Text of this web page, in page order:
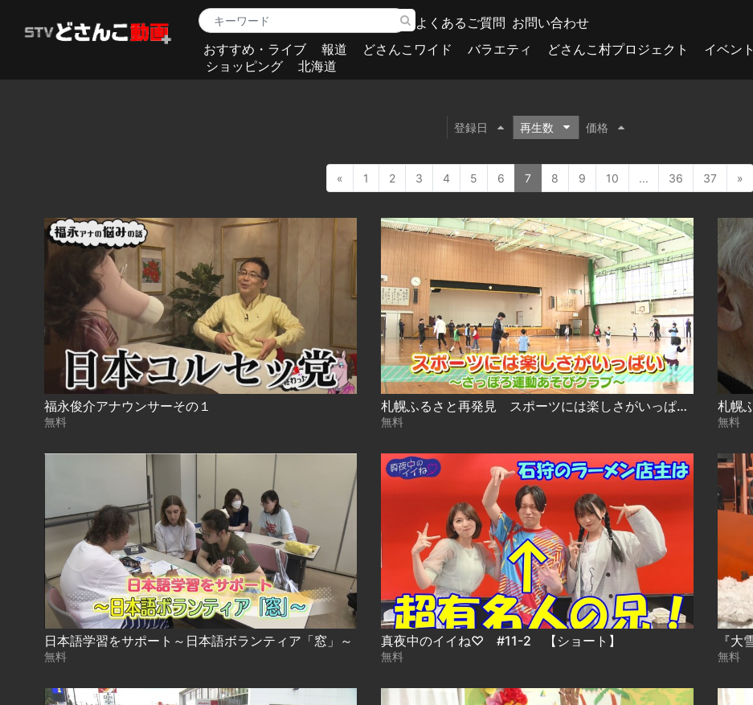
よくあるご質問 お問い合わせ
おすすめ・ライブ 報道 どさんこワイド バラエティ どさんこ村プロジェクト イベント
ショッピング
北海道
登録日 再生数 価格
« 1 2 3 4 5 6 7 8 9 10 ... 36 37 »
福永俊介アナウンサーその１
無料
札幌ふるさと再発見 スポーツには楽しさがいっぱい～さっぽろ運動あそびクラブ～
無料 無料
日本語学習をサポート～日本語ボランティア「窓」～
無料
真夜中のイイね♡ #11-2 【ショート】
無料 無料